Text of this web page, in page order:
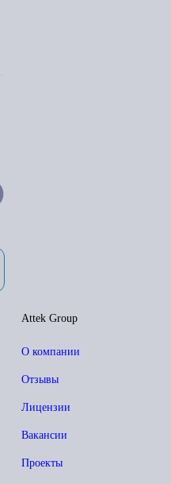
Attek Group
О компании
Отзывы
Лицензии
Вакансии
Проекты